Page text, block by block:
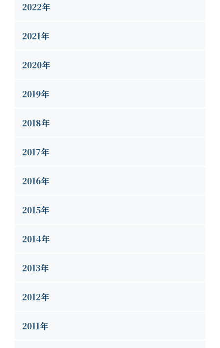
2022年
2021年
2020年
2019年
2018年
2017年
2016年
2015年
2014年
2013年
2012年
2011年